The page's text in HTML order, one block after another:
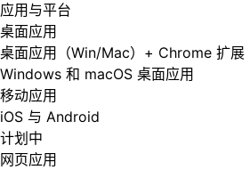
应用与平台
桌面应用
桌面应用（Win/Mac）+ Chrome 扩展
Windows 和 macOS 桌面应用
移动应用
iOS 与 Android
计划中
网页应用